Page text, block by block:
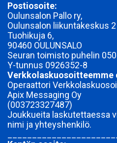
Postiosoite:
Oulunsalon Pallo ry,
Oulunsalon liikuntakeskus
Tuohikuja 6,
90460 OULUNSALO
Seuran toimisto puhelin
Y-tunnus 0926352-8
Verkkolaskuosoitteemme
Operaattori
Apix Messaging Oy
(003723327487)
Joukkueita laskutettaessa
nimi ja yhteyshenkilö.